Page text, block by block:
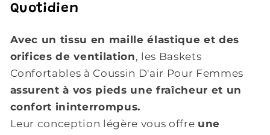
Quotidien
Avec un tissu en maille élastique et des
orifices de ventilation, les Baskets
Confortables à Coussin D'air Pour Femmes
assurent à vos pieds une fraîcheur et un
confort ininterrompus.
Leur conception légère vous offre une